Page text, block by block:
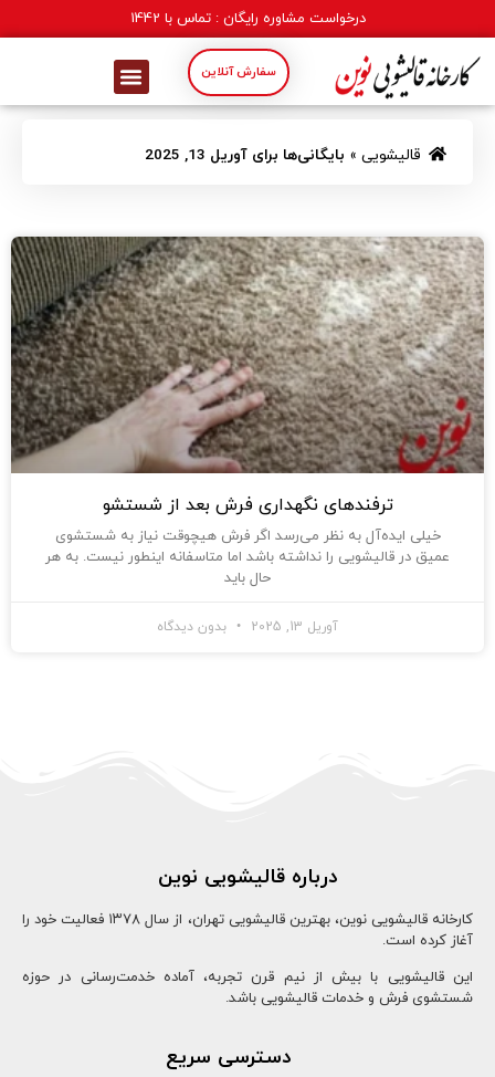
درخواست مشاوره رایگان : تماس با 1442
سفارش آنلاین
قالیشویی » بایگانی‌ها برای آوریل 13, 2025
ترفندهای نگهداری فرش بعد از شستشو
خیلی ایده‌آل به نظر می‌رسد اگر فرش هیچوقت نیاز به شستشوی
عمیق در قالیشویی را نداشته باشد اما متاسفانه اینطور نیست. به هر
حال باید
آوریل 13, 2025 بدون دیدگاه
درباره قالیشویی نوین
کارخانه قالیشویی نوین، بهترین قالیشویی تهران، از سال ۱۳78 فعالیت خود را
آغاز کرده است.
این قالیشویی با بیش از نیم قرن تجربه، آماده خدمت‌رسانی در حوزه
شستشوی فرش و خدمات قالیشویی باشد.
دسترسی سریع